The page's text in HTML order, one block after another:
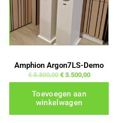
Amphion Argon7LS-Demo
€5.800,00 €3.500,00
Toevoegen aan
winkelwagen